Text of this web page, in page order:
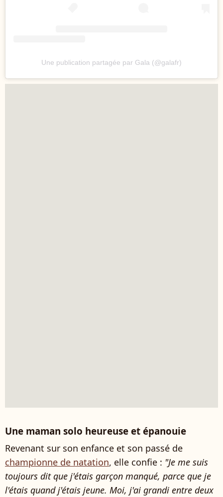
Une publication partagée par Gala (@galafr)
Une maman solo heureuse et épanouie
Revenant sur son enfance et son passé de
championne de natation, elle confie : "Je me suis
toujours dit que j'étais garçon manqué, parce que je
l'étais quand j'étais jeune. Moi, j'ai grandi entre deux